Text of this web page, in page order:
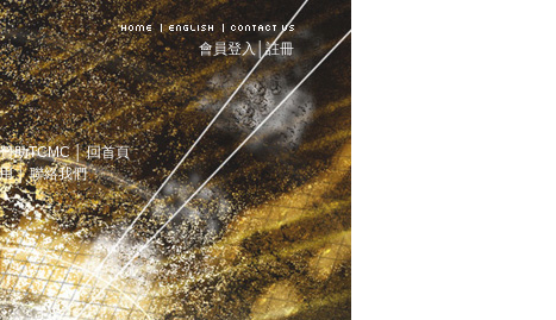
│註冊
會員登入
贊助TCMC│ 回首頁
│ 聯絡我們